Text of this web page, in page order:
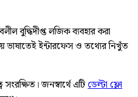
বুদ্ধিদীপ্ত লজিক ব্যবহার করা
ভাষাতেই ইন্টারফেস ও তথ্যের নিখুঁত
সংরক্ষিত। জনস্বার্থে এটিডেল্টা ফ্লো